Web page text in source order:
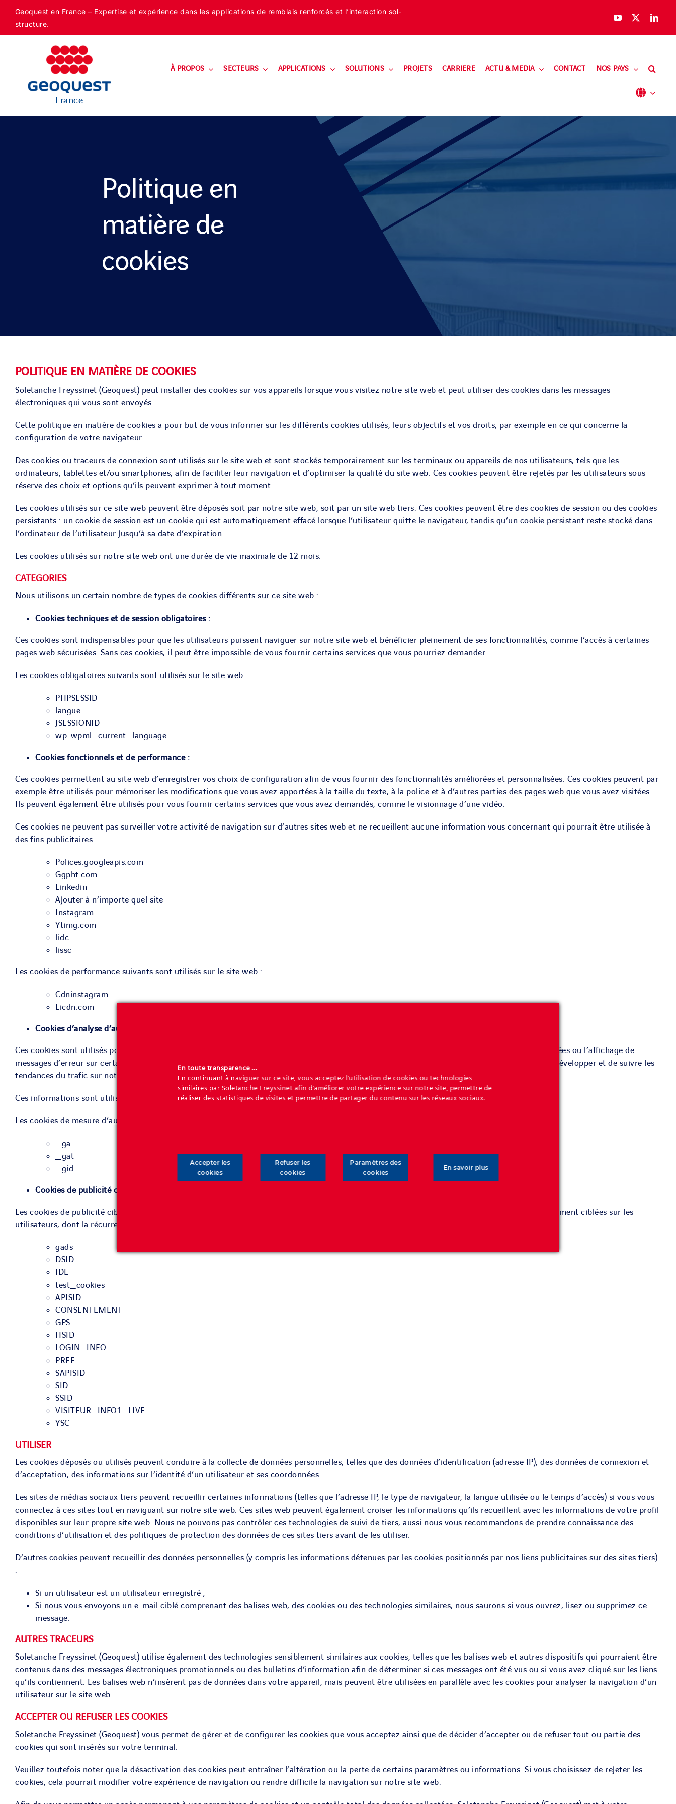
content
Geoquest en France – Expertise et expérience dans les applications de remblais renforcés et l’interaction sol-
structure.
France
À PROPOS SECTEURS APPLICATIONS SOLUTIONS PROJETS CARRIERE ACTU & MEDIA CONTACT NOS PAYS
Politique en
matière de
cookies
POLITIQUE EN MATIÈRE DE COOKIES
Soletanche Freyssinet (Geoquest) peut installer des cookies sur vos appareils lorsque vous visitez notre site web et peut utiliser des cookies dans les messages
électroniques qui vous sont envoyés.
Cette politique en matière de cookies a pour but de vous informer sur les différents cookies utilisés, leurs objectifs et vos droits, par exemple en ce qui concerne la
configuration de votre navigateur.
Des cookies ou traceurs de connexion sont utilisés sur le site web et sont stockés temporairement sur les terminaux ou appareils de nos utilisateurs, tels que les
ordinateurs, tablettes et/ou smartphones, afin de faciliter leur navigation et d’optimiser la qualité du site web. Ces cookies peuvent être rejetés par les utilisateurs sous
réserve des choix et options qu’ils peuvent exprimer à tout moment.
Les cookies utilisés sur ce site web peuvent être déposés soit par notre site web, soit par un site web tiers. Ces cookies peuvent être des cookies de session ou des cookies
persistants : un cookie de session est un cookie qui est automatiquement effacé lorsque l’utilisateur quitte le navigateur, tandis qu’un cookie persistant reste stocké dans
l’ordinateur de l’utilisateur jusqu’à sa date d’expiration.
Les cookies utilisés sur notre site web ont une durée de vie maximale de 12 mois.
CATEGORIES
Nous utilisons un certain nombre de types de cookies différents sur ce site web :
Cookies techniques et de session obligatoires :
Ces cookies sont indispensables pour que les utilisateurs puissent naviguer sur notre site web et bénéficier pleinement de ses fonctionnalités, comme l’accès à certaines
pages web sécurisées. Sans ces cookies, il peut être impossible de vous fournir certains services que vous pourriez demander.
Les cookies obligatoires suivants sont utilisés sur le site web :
PHPSESSID
langue
JSESSIONID
wp-wpml_current_language
Cookies fonctionnels et de performance :
Ces cookies permettent au site web d’enregistrer vos choix de configuration afin de vous fournir des fonctionnalités améliorées et personnalisées. Ces cookies peuvent par
exemple être utilisés pour mémoriser les modifications que vous avez apportées à la taille du texte, à la police et à d’autres parties des pages web que vous avez visitées.
Ils peuvent également être utilisés pour vous fournir certains services que vous avez demandés, comme le visionnage d’une vidéo.
Ces cookies ne peuvent pas surveiller votre activité de navigation sur d’autres sites web et ne recueillent aucune information vous concernant qui pourrait être utilisée à
des fins publicitaires.
Polices.googleapis.com
Ggpht.com
Linkedin
Ajouter à n’importe quel site
Instagram
Ytimg.com
lidc
lissc
Les cookies de performance suivants sont utilisés sur le site web :
Cdninstagram
Licdn.com
Cookies d’analyse d’audience :
Ces cookies sont utilisés pour recueillir des informations sur la manière dont les visiteurs utilisent notre site web, comme les pages les plus visitées ou l’affichage de
messages d’erreur sur certaines pages. Toutes les informations recueillies par ces cookies sont anonymes et sont collectées dans le seul but de développer et de suivre les
tendances du trafic sur notre site web afin d’en améliorer le fonctionnement.
Ces informations sont utilisées uniquement par Soletanche Freyssinet (Geoquest) et ne sont pas partagées avec des tiers.
Les cookies de mesure d’audience analytique suivants sont utilisés sur le site web :
_ga
_gat
_gid
Cookies de publicité ciblée :
Les cookies de publicité ciblée sont utilisés pour évaluer l’efficacité d’une campagne publicitaire en permettant l’insertion d’annonces spécifiquement ciblées sur les
utilisateurs, dont la récurrence est limitée.
gads
DSID
IDE
test_cookies
APISID
CONSENTEMENT
GPS
HSID
LOGIN_INFO
PREF
SAPISID
SID
SSID
VISITEUR_INFO1_LIVE
YSC
UTILISER
Les cookies déposés ou utilisés peuvent conduire à la collecte de données personnelles, telles que des données d’identification (adresse IP), des données de connexion et
d’acceptation, des informations sur l’identité d’un utilisateur et ses coordonnées.
Les sites de médias sociaux tiers peuvent recueillir certaines informations (telles que l’adresse IP, le type de navigateur, la langue utilisée ou le temps d’accès) si vous vous
connectez à ces sites tout en naviguant sur notre site web. Ces sites web peuvent également croiser les informations qu’ils recueillent avec les informations de votre profil
disponibles sur leur propre site web. Nous ne pouvons pas contrôler ces technologies de suivi de tiers, aussi nous vous recommandons de prendre connaissance des
conditions d’utilisation et des politiques de protection des données de ces sites tiers avant de les utiliser.
D’autres cookies peuvent recueillir des données personnelles (y compris les informations détenues par les cookies positionnés par nos liens publicitaires sur des sites tiers)
:
Si un utilisateur est un utilisateur enregistré ;
Si nous vous envoyons un e-mail ciblé comprenant des balises web, des cookies ou des technologies similaires, nous saurons si vous ouvrez, lisez ou supprimez ce
message.
AUTRES TRACEURS
Soletanche Freyssinet (Geoquest) utilise également des technologies sensiblement similaires aux cookies, telles que les balises web et autres dispositifs qui pourraient être
contenus dans des messages électroniques promotionnels ou des bulletins d’information afin de déterminer si ces messages ont été vus ou si vous avez cliqué sur les liens
qu’ils contiennent. Les balises web n’insèrent pas de données dans votre appareil, mais peuvent être utilisées en parallèle avec les cookies pour analyser la navigation d’un
utilisateur sur le site web.
ACCEPTER OU REFUSER LES COOKIES
Soletanche Freyssinet (Geoquest) vous permet de gérer et de configurer les cookies que vous acceptez ainsi que de décider d’accepter ou de refuser tout ou partie des
cookies qui sont insérés sur votre terminal.
Veuillez toutefois noter que la désactivation des cookies peut entraîner l’altération ou la perte de certains paramètres ou informations. Si vous choisissez de rejeter les
cookies, cela pourrait modifier votre expérience de navigation ou rendre difficile la navigation sur notre site web.
En toute transparence …
En continuant à naviguer sur ce site, vous acceptez l'utilisation de cookies ou technologies
similaires par Soletanche Freyssinet afin d'améliorer votre expérience sur notre site, permettre de
réaliser des statistiques de visites et permettre de partager du contenu sur les réseaux sociaux.
Accepter les
cookies
Refuser les
cookies
En savoir plus
Paramètres des
cookies